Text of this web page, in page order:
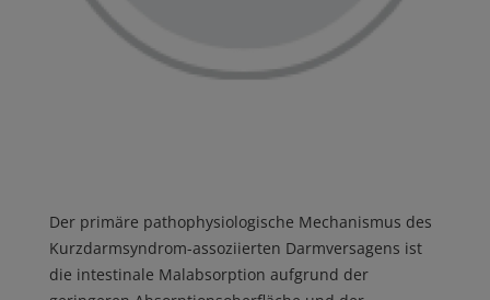
Der primäre pathophysiologische Mechanismus des
Kurzdarmsyndrom-assoziierten Darmversagens ist
die intestinale Malabsorption aufgrund der